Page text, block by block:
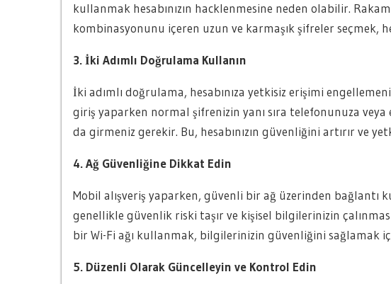
kullanmak hesabınızın hacklenmesine neden olabilir.
kombinasyonunu içeren uzun ve karmaşık şifreler seçmek,
3. İki Adımlı Doğrulama Kullanın
İki adımlı doğrulama, hesabınıza yetkisiz erişimi
giriş yaparken normal şifrenizin yanı sıra telefonunuza
da girmeniz gerekir. Bu, hesabınızın güvenliğini artırır ve
4. Ağ Güvenliğine Dikkat Edin
Mobil alışveriş yaparken, güvenli bir ağ üzerinden bağlantı
genellikle güvenlik riski taşır ve kişisel bilgilerinizin
bir Wi-Fi ağı kullanmak, bilgilerinizin güvenliğini sağlamak
5. Düzenli Olarak Güncelleyin ve Kontrol Edin